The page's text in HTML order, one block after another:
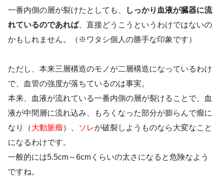
一番内側の層が裂けたとしても、
しっかり血液が臓器に流
れているのであれば、直接どうこうというわけではないの
かもしれません。（※ワタシ個人の勝手な印象です）
ただし、本来三層構造のモノが二層構造になっているわけ
で、血管の強度が落ちているのは事実。
本来、血液が流れている一番内側の層が裂けることで、血
液が中間層に流れ込み、もろくなった部分が膨らんで瘤に
なり（大動脈瘤）、 ソレが破裂しようものなら大変なこと
になるわけです。
一般的には5.5cm～6cmくらいの太さになると危険なよう
ですね。